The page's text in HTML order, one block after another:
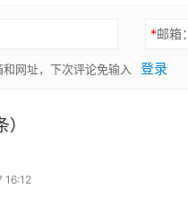
*邮箱：
网址，下次评论免输入 登录
16:12